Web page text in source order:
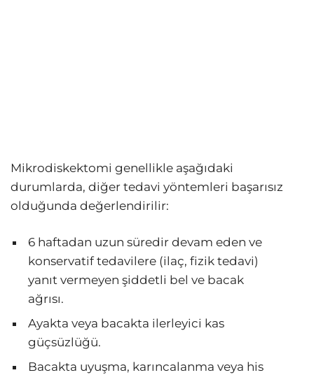
Mikrodiskektomi genellikle aşağıdaki
durumlarda, diğer tedavi yöntemleri başarısız
olduğunda değerlendirilir:
6 haftadan uzun süredir devam eden ve
konservatif tedavilere (ilaç, fizik tedavi)
yanıt vermeyen şiddetli bel ve bacak
ağrısı.
Ayakta veya bacakta ilerleyici kas
güçsüzlüğü.
Bacakta uyuşma, karıncalanma veya his